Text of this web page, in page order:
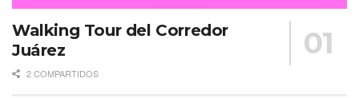
Walking Tour del Corredor
Juárez
2 COMPARTIDOS